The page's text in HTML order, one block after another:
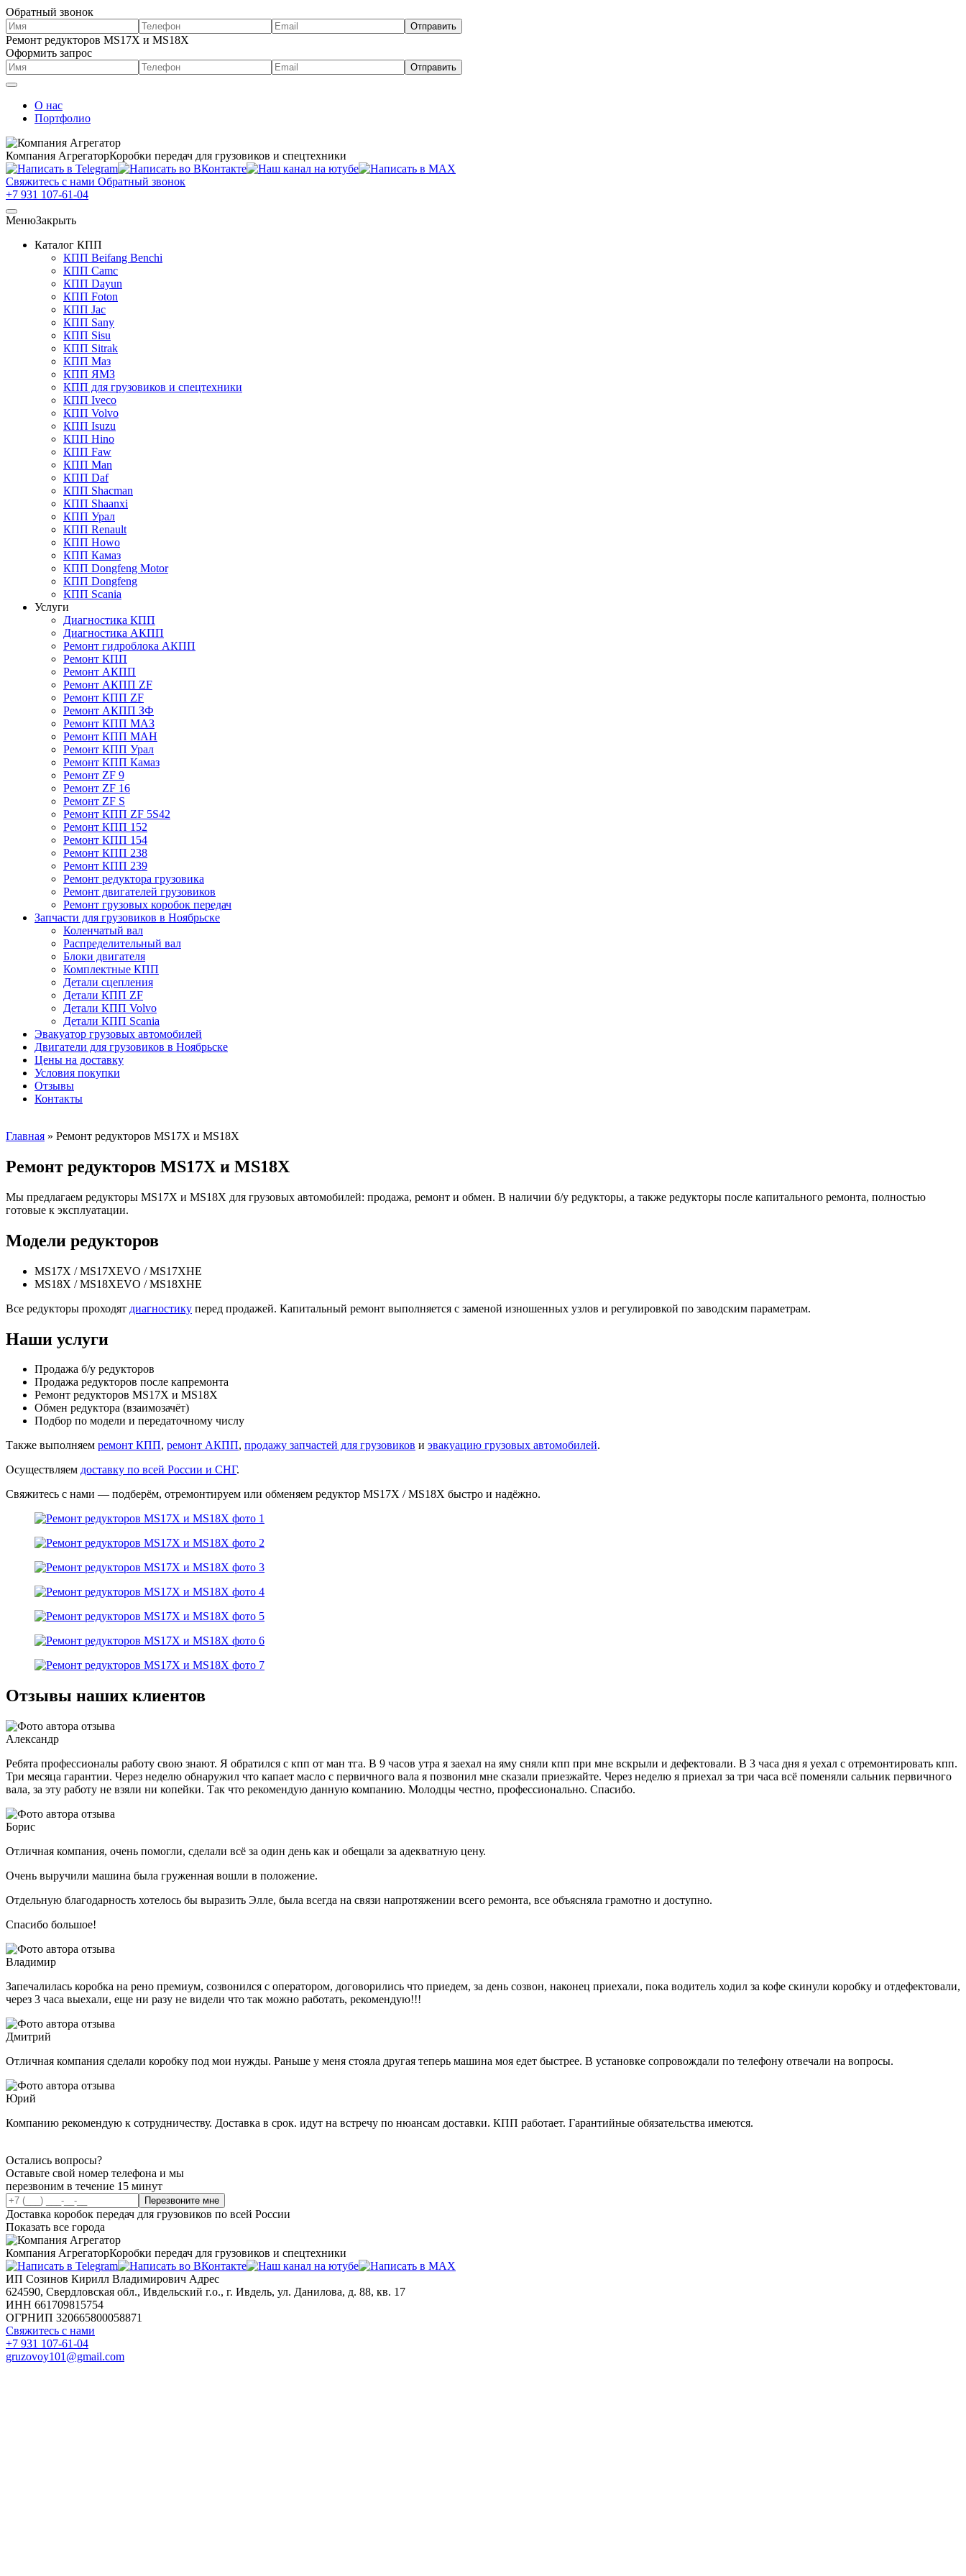
Обратный звонок
Ремонт редукторов MS17X и MS18X
Оформить запрос
О нас
Портфолио
Компания АгрегаторКоробки передач для грузовиков и спецтехники
Свяжитесь с нами Обратный звонок
+7 931 107-61-04
МенюЗакрыть
Каталог КПП
КПП Beifang Benchi
КПП Camc
КПП Dayun
КПП Foton
КПП Jac
КПП Sany
КПП Sisu
КПП Sitrak
КПП Маз
КПП ЯМЗ
КПП для грузовиков и спецтехники
КПП Iveco
КПП Volvo
КПП Isuzu
КПП Hino
КПП Faw
КПП Man
КПП Daf
КПП Shacman
КПП Shaanxi
КПП Урал
КПП Renault
КПП Howo
КПП Камаз
КПП Dongfeng Motor
КПП Dongfeng
КПП Scania
Услуги
Диагностика КПП
Диагностика АКПП
Ремонт гидроблока АКПП
Ремонт КПП
Ремонт АКПП
Ремонт АКПП ZF
Ремонт КПП ZF
Ремонт АКПП ЗФ
Ремонт КПП МАЗ
Ремонт КПП МАН
Ремонт КПП Урал
Ремонт КПП Камаз
Ремонт ZF 9
Ремонт ZF 16
Ремонт ZF S
Ремонт КПП ZF 5S42
Ремонт КПП 152
Ремонт КПП 154
Ремонт КПП 238
Ремонт КПП 239
Ремонт редуктора грузовика
Ремонт двигателей грузовиков
Ремонт грузовых коробок передач
Запчасти для грузовиков в Ноябрьске
Коленчатый вал
Распределительный вал
Блоки двигателя
Комплектные КПП
Детали сцепления
Детали КПП ZF
Детали КПП Volvo
Детали КПП Scania
Эвакуатор грузовых автомобилей
Двигатели для грузовиков в Ноябрьске
Цены на доставку
Условия покупки
Отзывы
Контакты
Главная » Ремонт редукторов MS17X и MS18X
Ремонт редукторов MS17X и MS18X
Мы предлагаем редукторы MS17X и MS18X для грузовых автомобилей: продажа, ремонт и обмен. В наличии б/у редукторы, а также редукторы после капитального ремонта, полностью
готовые к эксплуатации.
Модели редукторов
MS17X / MS17XEVO / MS17XHE
MS18X / MS18XEVO / MS18XHE
Все редукторы проходят диагностику перед продажей. Капитальный ремонт выполняется с заменой изношенных узлов и регулировкой по заводским параметрам.
Наши услуги
Продажа б/у редукторов
Продажа редукторов после капремонта
Ремонт редукторов MS17X и MS18X
Обмен редуктора (взаимозачёт)
Подбор по модели и передаточному числу
Также выполняем ремонт КПП, ремонт АКПП, продажу запчастей для грузовиков и эвакуацию грузовых автомобилей.
Осуществляем доставку по всей России и СНГ.
Свяжитесь с нами — подберём, отремонтируем или обменяем редуктор MS17X / MS18X быстро и надёжно.
Отзывы наших клиентов
Александр
Ребята профессионалы работу свою знают. Я обратился с кпп от ман тга. В 9 часов утра я заехал на яму сняли кпп при мне вскрыли и дефектовали. В 3 часа дня я уехал с отремонтировать кпп.
Три месяца гарантии. Через неделю обнаружил что капает масло с первичного вала я позвонил мне сказали приезжайте. Через неделю я приехал за три часа всё поменяли сальник первичного
вала, за эту работу не взяли ни копейки. Так что рекомендую данную компанию. Молодцы честно, профессионально. Спасибо.
Борис
Отличная компания, очень помогли, сделали всё за один день как и обещали за адекватную цену.
Очень выручили машина была груженная вошли в положение.
Отдельную благодарность хотелось бы выразить Элле, была всегда на связи напротяжении всего ремонта, все объясняла грамотно и доступно.
Спасибо большое!
Владимир
Запечалилась коробка на рено премиум, созвонился с оператором, договорились что приедем, за день созвон, наконец приехали, пока водитель ходил за кофе скинули коробку и отдефектовали,
через 3 часа выехали, еще ни разу не видели что так можно работать, рекомендую!!!
Дмитрий
Отличная компания сделали коробку под мои нужды. Раньше у меня стояла другая теперь машина моя едет быстрее. В установке сопровождали по телефону отвечали на вопросы.
Юрий
Компанию рекомендую к сотрудничеству. Доставка в срок. идут на встречу по нюансам доставки. КПП работает. Гарантийные обязательства имеются.
Остались вопросы?
Оставьте свой номер телефона и мы
перезвоним в течение 15 минут
Перезвоните мне
Доставка коробок передач для грузовиков по всей России
Показать все города
Компания АгрегаторКоробки передач для грузовиков и спецтехники
ИП Созинов Кирилл Владимирович Адрес
624590, Свердловская обл., Ивдельский г.о., г. Ивдель, ул. Данилова, д. 88, кв. 17
ИНН 661709815754
ОГРНИП 320665800058871
Свяжитесь с нами
+7 931 107-61-04
gruzovoy101@gmail.com